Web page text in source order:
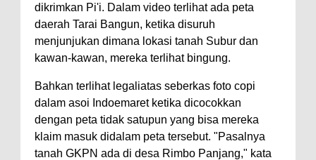
dikrimkan Pi'i. Dalam video terlihat ada peta
daerah Tarai Bangun, ketika disuruh
menjunjukan dimana lokasi tanah Subur dan
kawan-kawan, mereka terlihat bingung.
Bahkan terlihat legaliatas seberkas foto copi
dalam asoi Indoemaret ketika dicocokkan
dengan peta tidak satupun yang bisa mereka
klaim masuk didalam peta tersebut. "Pasalnya
tanah GKPN ada di desa Rimbo Panjang," kata